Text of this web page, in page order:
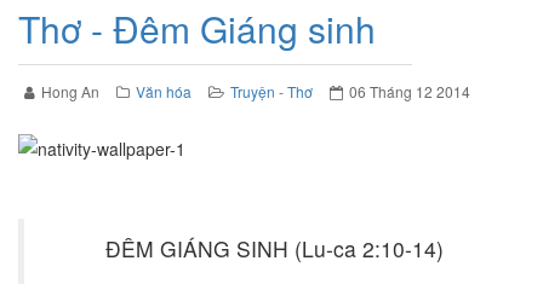
Thơ - Đêm Giáng sinh
Hong An Văn hóa Truyện - Thơ 06 Tháng 12 2014
ĐÊM GIÁNG SINH (Lu-ca 2:10-14)